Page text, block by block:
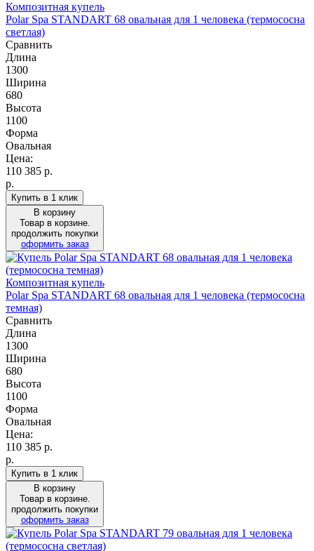
Композитная купель
Polar Spa STANDART 68 овальная для 1 человека (термососна
светлая)
Сравнить
Длина
1300
Ширина
680
Высота
1100
Форма
Овальная
Цена:
110 385 р.
р.
Купить в 1 клик
В корзину
Товар в корзине.
продолжить покупки
оформить заказ
Композитная купель
Polar Spa STANDART 68 овальная для 1 человека (термососна
темная)
Сравнить
Длина
1300
Ширина
680
Высота
1100
Форма
Овальная
Цена:
110 385 р.
р.
Купить в 1 клик
В корзину
Товар в корзине.
продолжить покупки
оформить заказ